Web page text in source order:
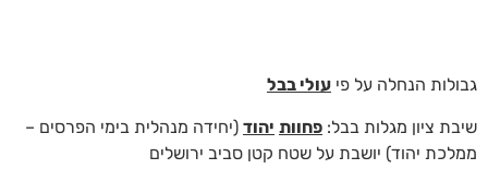
גבולות הנחלה על פי עולי בבל
שיבת ציון מגלות בבל: פחוות יהוד (יחידה מנהלית בימי הפרסים –
ממלכת יהוד) יושבת על שטח קטן סביב ירושלים